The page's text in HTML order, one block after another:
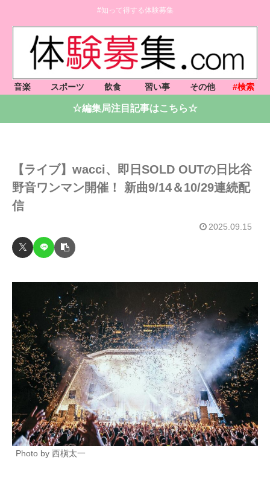
#知って得する体験募集
音楽 スポーツ 飲食 習い事 その他 #検索
☆編集局注目記事はこちら☆
【ライブ】wacci、即日SOLD OUTの日比谷
野音ワンマン開催！ 新曲9/14＆10/29連続配
信
2025.09.15
Photo by 西槇太一